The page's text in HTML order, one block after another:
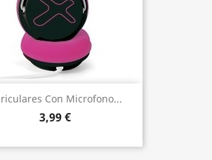
Con Microfono...
3,99 €